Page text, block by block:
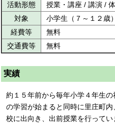
活動形態
授業・講座 / 講演 /
対象
小学生（７～１２歳
経費等
無料
交通費等
無料
実績
約１５年前から毎年小学４年生の
の学習が始まると同時に里庄町
校に出向き、出前授業を行ってい